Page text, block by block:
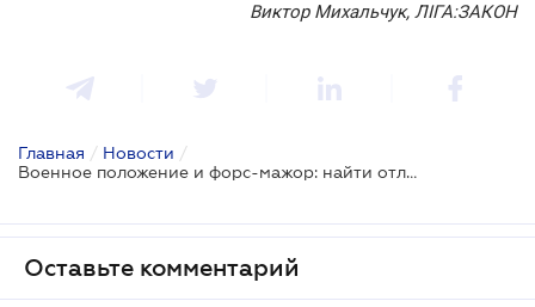
Виктор Михальчук, ЛІГА:ЗАКОН
Главная / Новости /
Военное положение и форс-мажор: найти отличия
Оставьте комментарий